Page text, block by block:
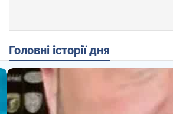
Головні історії дня